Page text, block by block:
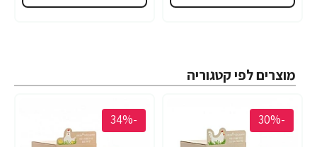
מוצרים לפי קטגוריה
-30%
-34%